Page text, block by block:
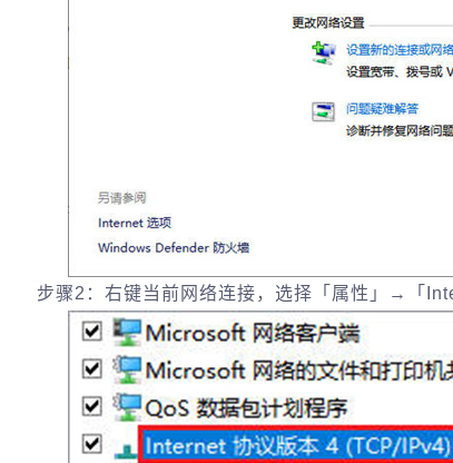
步骤2：右键当前网络连接，选择「属性」→「